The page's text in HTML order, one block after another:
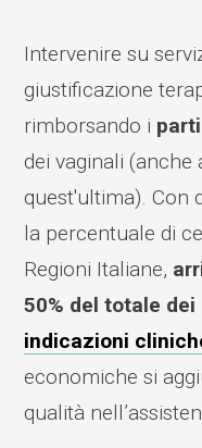
Intervenire su
giustificazione
rimborsando i
dei vaginali (anche
quest'ultima). Con
la percentuale di
Regioni Italiane,
50% del totale dei
indicazioni
economiche si
qualità